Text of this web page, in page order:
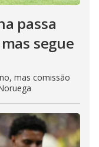
passa
segue
mas comissão